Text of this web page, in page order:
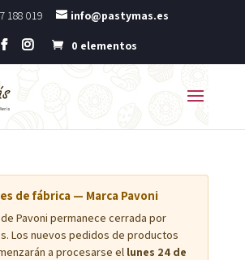
188 019 info@pastymas.es
0 elementos
de fábrica — Marca Pavoni
Pavoni permanece cerrada por
Los nuevos pedidos de productos
a procesarse el lunes 24 de